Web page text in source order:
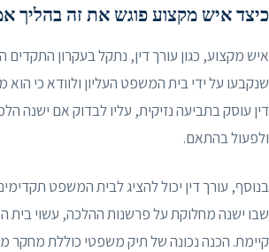
כיצד איש מקצוע פוגש את זה בהליך
איש מקצוע, כגון עורך דין, נתקל בעקרון
שנקבעו על ידי בית המשפט העליון ולוודא כי
דין עוסק בתביעה נזיקית, עליו לבדוק אם ישנה
ולפעול בהתאם.
בנוסף, עורך דין יכול להציג לבית המשפט
שבו ישנה מחלוקת על פרשנות ההלכה, עשוי בית
קיימת. הכנה נכונה של תיק משפטי כוללת מחקר